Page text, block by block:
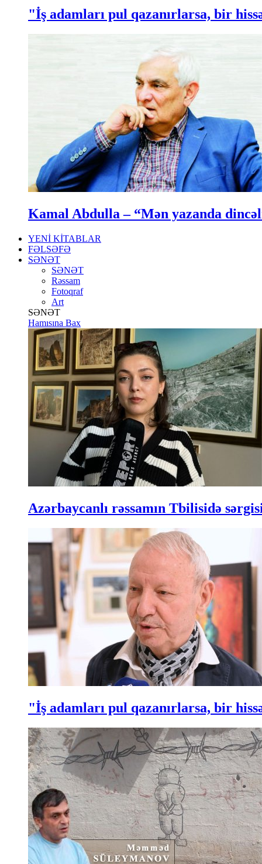
"İş adamları pul qazanırlarsa, bir
Kamal Abdulla – “Mən yazanda
YENİ KİTABLAR
FƏLSƏFƏ
SƏNƏT
SƏNƏT
Rəssam
Fotoqraf
Art
SƏNƏT
Hamısına Bax
Azərbaycanlı rəssamın Tbilisidə
"İş adamları pul qazanırlarsa, bir